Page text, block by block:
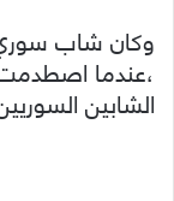
وكان شاب
،عندما
الشابين